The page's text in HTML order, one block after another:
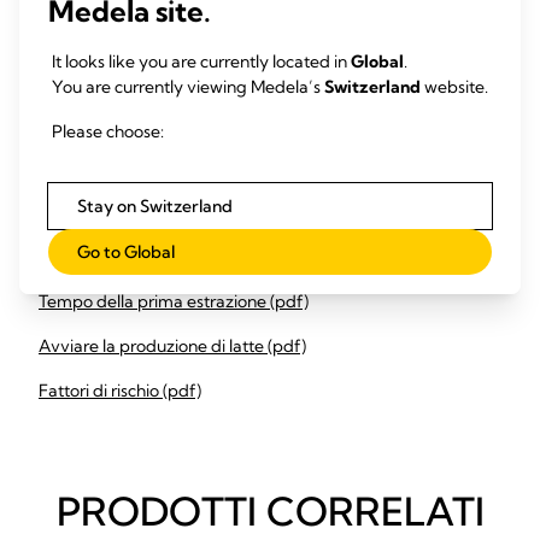
Identificare le pratiche ospedaliere che comportano
un ritardo del tempo della prima estrazione.
Identificare i fattori di rischio associati, come il parto
cesareo, che possono influenzare il tempo della prima
estrazione.
raccomandazioni a tutti i reparti per migliorare e
sostenere le best practice.
Downloads
Tempo della prima estrazione (pdf)
Avviare la produzione di latte (pdf)
Fattori di rischio (pdf)
PRODOTTI CORRELATI
Medela site.
It looks like you are currently located inGlobal.
You are currently viewing Medela’sSwitzerland website.
Please choose:
Stay on Switzerland
Go to Global